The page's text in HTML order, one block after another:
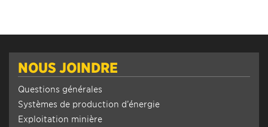
NOUS JOINDRE
Questions générales
Systèmes de production d’énergie
Exploitation minière